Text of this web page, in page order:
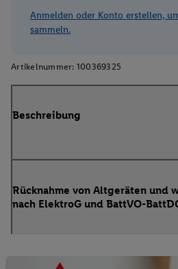
Anmelden oder Konto erstellen,
sammeln.
Artikelnummer: 100369325
Beschreibung
Rücknahme von Altgeräten und
nach ElektroG und BattVO-